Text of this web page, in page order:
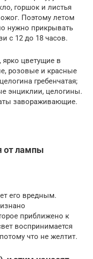
горшок и листья
Поэтому летом
нужно прикрывать
с 12 до 18 часов.
цветущие в
розовые и красные
гребенчатая;
энциклии, целогины.
завораживающие.
от лампы
его вредным.
приближено к
воспринимается
что не желтит.